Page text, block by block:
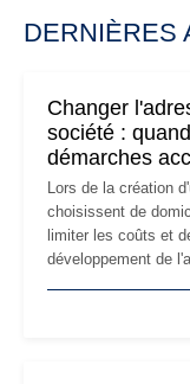
DERNIÈRES
Changer
société :
démarches
Lors de la création
choisissent de
limiter les coûts et
développement de
professionnels,